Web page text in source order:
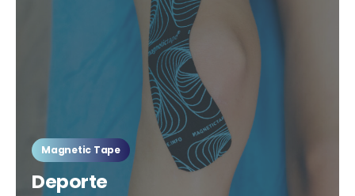
Magnetic Tape
Deporte